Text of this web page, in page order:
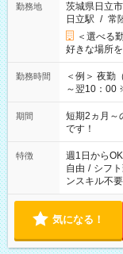
勤務地
茨城県日立市
日立駅 / 常
＜選べる
好きな場所
勤務時間
＜例＞ 夜勤
～翌10：00 ※
みたい」 「
い」など ご希
の方の場合
仕事に慣れてからの
必要な場合
期間
短期2ヵ月
です！
特徴 週1日からOK
自由 / シフ
ンスキル不要
気になる！